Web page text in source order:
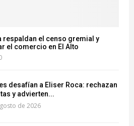
respaldan el censo gremial y
el comercio en El Alto
desafían a Eliser Roca: rechazan
y advierten...
de 2026